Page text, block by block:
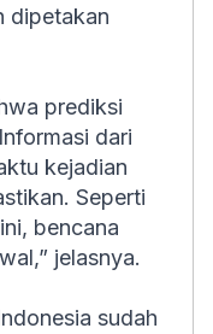
dipetakan
prediksi
dari
kejadian
Seperti
bencana
jelasnya.
sudah